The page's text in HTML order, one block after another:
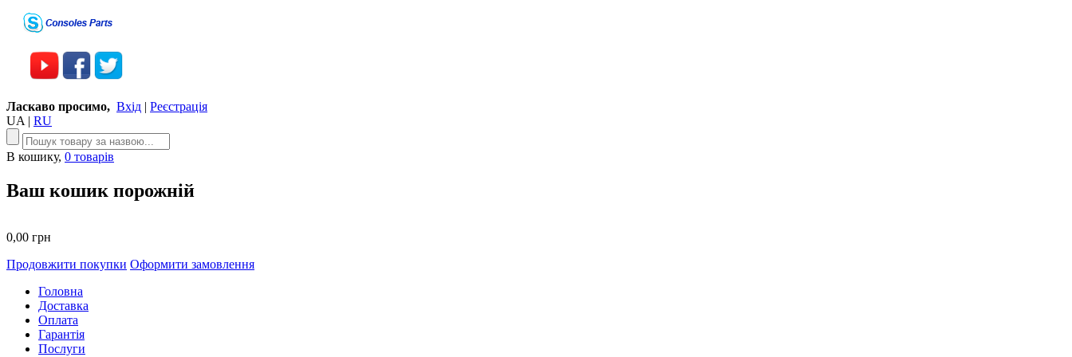
Ласкаво просимо, Вхід | Реєстрація
UA | RU
В кошику, 0 товарів
Ваш кошик порожній
0,00 грн
Продовжити покупки Оформити замовлення
Головна
Доставка
Оплата
Гарантія
Послуги